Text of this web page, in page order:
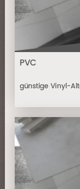
PVC
günstige Vinyl-